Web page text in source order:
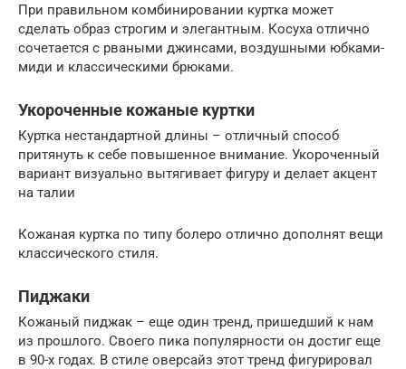
При правильном комбинировании куртка может
сделать образ строгим и элегантным. Косуха отлично
сочетается с рваными джинсами, воздушными юбками-
миди и классическими брюками.
Укороченные кожаные куртки
Куртка нестандартной длины – отличный способ
притянуть к себе повышенное внимание. Укороченный
вариант визуально вытягивает фигуру и делает акцент
на талии
Кожаная куртка по типу болеро отлично дополнят вещи
классического стиля.
Пиджаки
Кожаный пиджак – еще один тренд, пришедший к нам
из прошлого. Своего пика популярности он достиг еще
в 90-х годах. В стиле оверсайз этот тренд фигурировал